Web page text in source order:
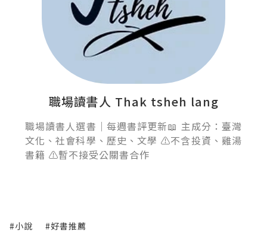
職場讀書人 Thak tsheh lang
職場讀書人選書｜每週書評更新📖 主成分：臺灣
文化、社會科學、歷史、文學 ⚠️不含投資、雞湯
書籍 ⚠️暫不接受公關書合作
#小說 #好書推薦